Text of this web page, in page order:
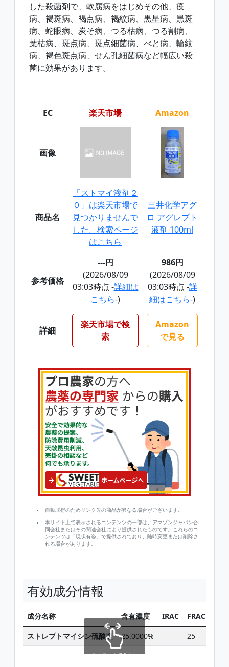
した殺菌剤で、軟腐病をはじめその他、疫
病、褐斑病、褐点病、褐紋病、黒星病、黒斑
病、蛇眼病、炭そ病、つる枯病、つる割病、
葉枯病、斑点病、斑点細菌病、べと病、輪紋
病、褐色斑点病、せん孔細菌病など幅広い殺
菌に効果があります。
EC 楽天市場 Amazon
画像
商品名
「ストマイ液剤２
０」は楽天市場で
見つかりませんで
した。検索ページ
はこちら
三井化学アグ
ロ アグレプト
液剤 100ml
参考価格
---円
(2026/08/09
03:03時点 -詳細は
こちら-)
986円
(2026/08/09
03:03時点 -詳
細はこちら-)
詳細
楽天市場で検
索
Amazon
で見る
自動取得のためリンク先の商品が異なる場合がございます。
本サイト上で表示されるコンテンツの一部は、アマゾンジャパン合
同会社またはその関連会社により提供されたものです。これらのコ
ンテンツは「現状有姿」で提供されており、随時変更または削除さ
れる場合があります。
有効成分情報
成分名称 含有濃度 IRAC FRAC
ストレプトマイシン硫酸塩 25.0000% 25
スクロールできます